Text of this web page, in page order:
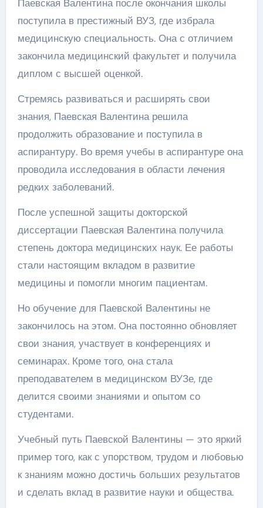
Паевская Валентина после окончания школы
поступила в престижный ВУЗ, где избрала
медицинскую специальность. Она с отличием
закончила медицинский факультет и получила
диплом с высшей оценкой.
Стремясь развиваться и расширять свои
знания, Паевская Валентина решила
продолжить образование и поступила в
аспирантуру. Во время учебы в аспирантуре она
проводила исследования в области лечения
редких заболеваний.
После успешной защиты докторской
диссертации Паевская Валентина получила
степень доктора медицинских наук. Ее работы
стали настоящим вкладом в развитие
медицины и помогли многим пациентам.
Но обучение для Паевской Валентины не
закончилось на этом. Она постоянно обновляет
свои знания, участвует в конференциях и
семинарах. Кроме того, она стала
преподавателем в медицинском ВУЗе, где
делится своими знаниями и опытом со
студентами.
Учебный путь Паевской Валентины — это яркий
пример того, как с упорством, трудом и любовью
к знаниям можно достичь больших результатов
и сделать вклад в развитие науки и общества.